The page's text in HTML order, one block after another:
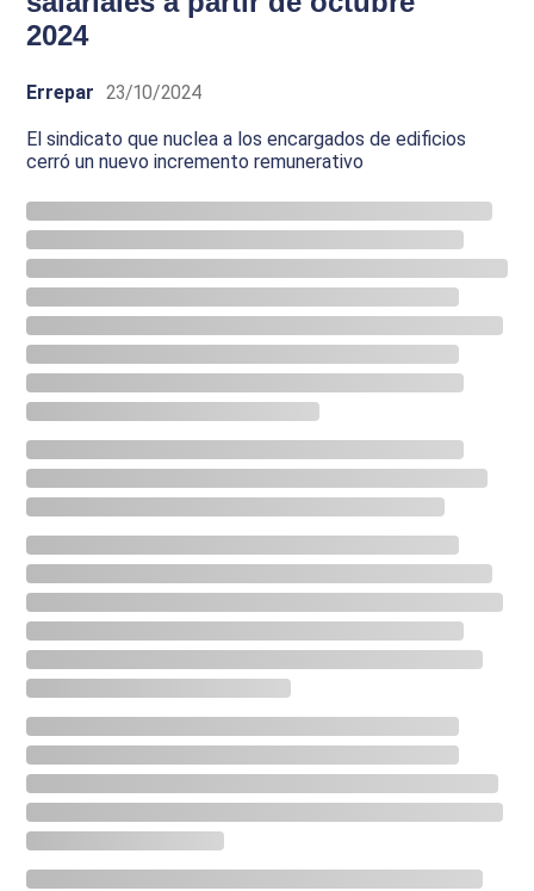
2024
Errepar 23/10/2024
El sindicato que nuclea a los encargados de edificios
cerró un nuevo incremento remunerativo